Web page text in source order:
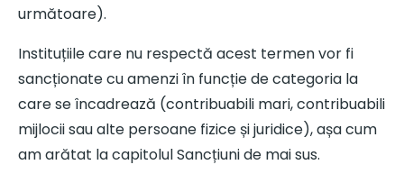
următoare).
Instituțiile care nu respectă acest termen vor fi
sancționate cu amenzi în funcție de categoria la
care se încadrează (contribuabili mari, contribuabili
mijlocii sau alte persoane fizice și juridice), așa cum
am arătat la capitolul Sancțiuni de mai sus.